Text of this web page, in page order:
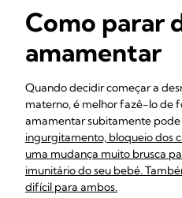
Como parar
amamentar
Quando decidir começar a
materno, é melhor fazê-lo de
amamentar subitamente
ingurgitamento, bloqueio dos
uma mudança muito brusca
imunitário do seu bebé.
difícil para ambos.